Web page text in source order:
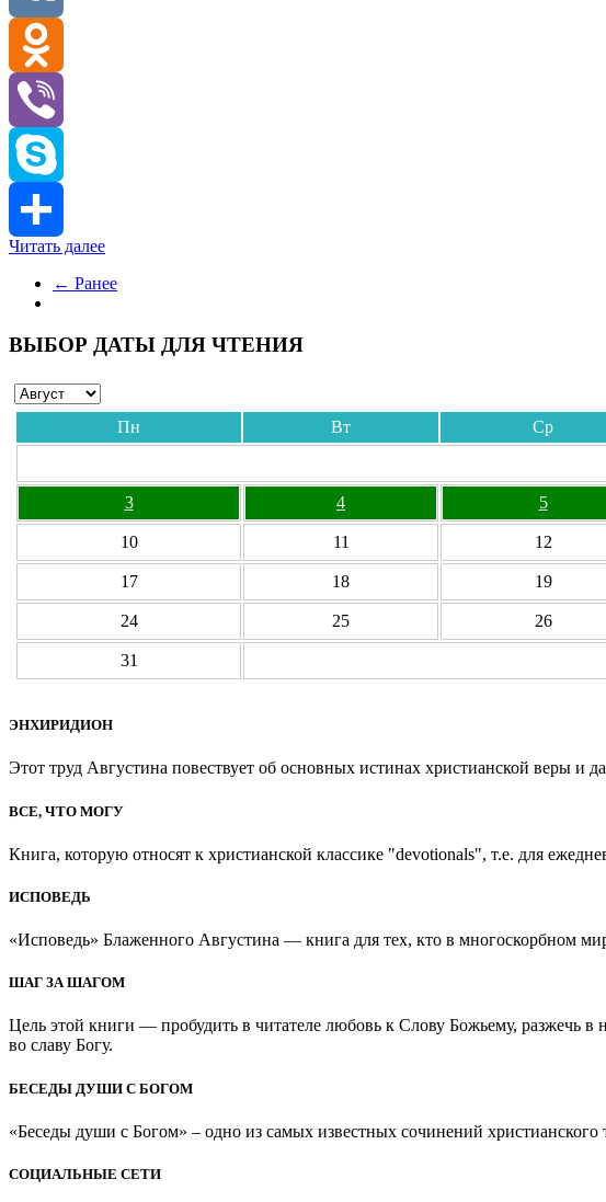
VK
Odnoklassniki
Viber
Skype
Читать далее
← Ранее
ВЫБОР ДАТЫ ДЛЯ ЧТЕНИЯ
Пн Вт Ср
3 4 5
10 11 12
17 18 19
24 25 26
31
ЭНХИРИДИОН
Этот труд Августина повествует об основных истинах христианской веры и
ВСЕ, ЧТО МОГУ
Книга, которую относят к христианской классике "devotionals", т.е. для
ИСПОВЕДЬ
«Исповедь» Блаженного Августина — книга для тех, кто в многоскорбном
ШАГ ЗА ШАГОМ
Цель этой книги — пробудить в читателе любовь к Слову Божьему, разжечь
во славу Богу.
БЕСЕДЫ ДУШИ С БОГОМ
«Беседы души с Богом» – одно из самых известных сочинений
СОЦИАЛЬНЫЕ СЕТИ